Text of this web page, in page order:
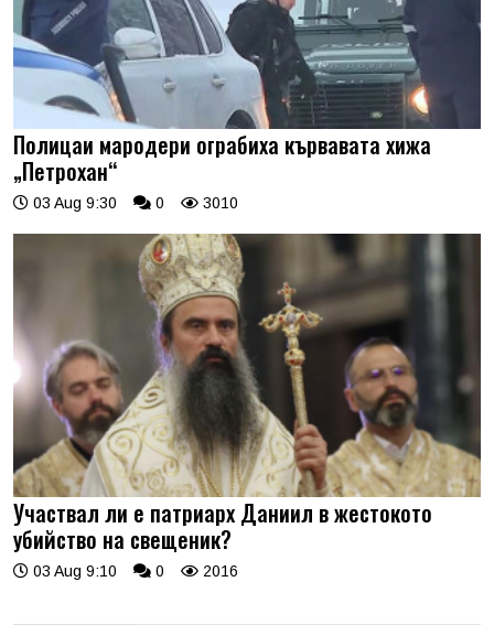
Полицаи мародери ограбиха кървавата хижа
„Петрохан“
03 Aug 9:30 0 3010
Участвал ли е патриарх Даниил в жестокото
убийство на свещеник?
03 Aug 9:10 0 2016